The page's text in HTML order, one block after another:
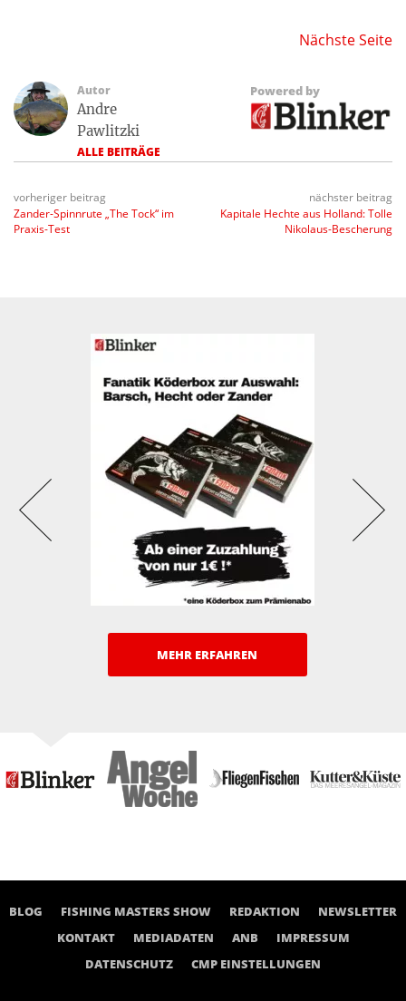
Nächste Seite
Autor
Andre
Pawlitzki
ALLE BEITRÄGE
Powered by
vorheriger beitrag
Zander-Spinnrute „The Tock“ im
Praxis-Test
nächster beitrag
Kapitale Hechte aus Holland: Tolle
Nikolaus-Bescherung
MEHR ERFAHREN
BLOG FISHING MASTERS SHOW REDAKTION
NEWSLETTER
KONTAKT
MEDIADATEN ANB
IMPRESSUM
DATENSCHUTZ
CMP EINSTELLUNGEN